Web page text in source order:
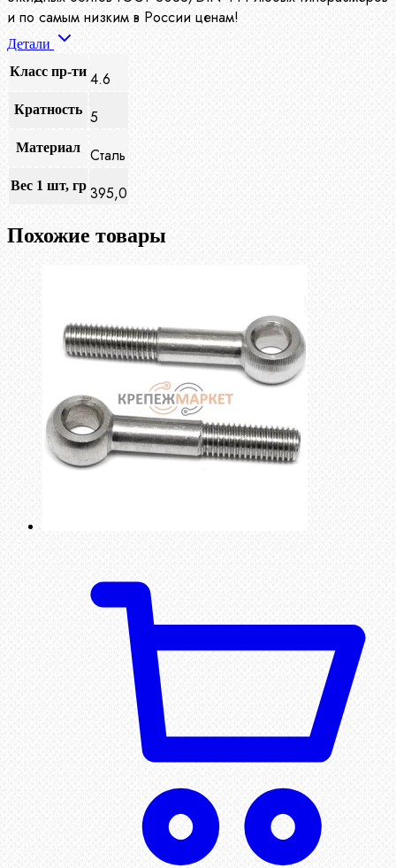
и по самым низким в России ценам!
Детали
Класс пр-ти 4.6
Кратность 5
Материал Сталь
Вес 1 шт, гр 395,0
Похожие товары